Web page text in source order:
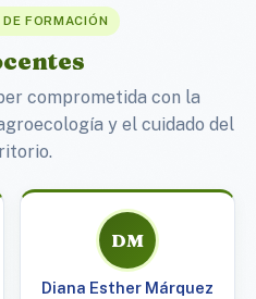
FORMACIÓN
comprometida con la
y el cuidado del
DM
Diana Esther Márquez